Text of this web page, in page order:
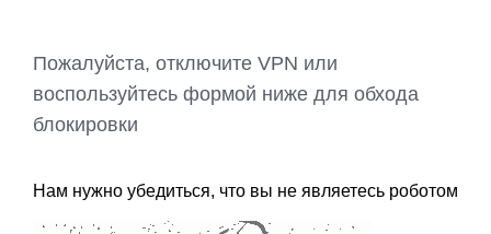
Пожалуйста, отключите VPN или
воспользуйтесь формой ниже для обхода
блокировки
Нам нужно убедиться, что вы не являетесь роботом